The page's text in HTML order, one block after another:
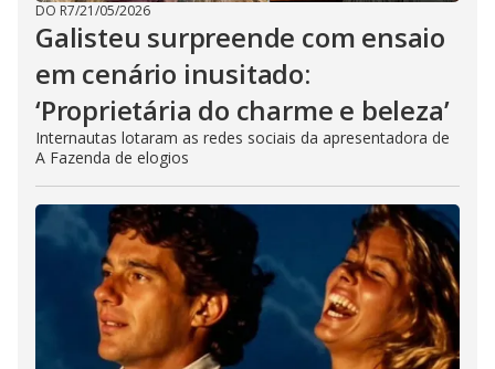
DO R7/21/05/2026
Galisteu surpreende com ensaio
em cenário inusitado:
‘Proprietária do charme e beleza’
Internautas lotaram as redes sociais da apresentadora de
A Fazenda de elogios